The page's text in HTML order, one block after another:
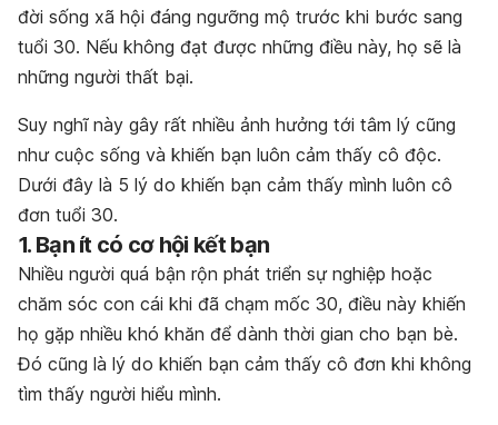
đời sống xã hội đáng ngưỡng mộ trước khi bước sang
tuổi 30. Nếu không đạt được những điều này, họ sẽ là
những người thất bại.
Suy nghĩ này gây rất nhiều ảnh hưởng tới tâm lý cũng
như cuộc sống và khiến bạn luôn cảm thấy cô độc.
Dưới đây là 5 lý do khiến bạn cảm thấy mình luôn cô
đơn tuổi 30.
1. Bạn ít có cơ hội kết bạn
Nhiều người quá bận rộn phát triển sự nghiệp hoặc
chăm sóc con cái khi đã chạm mốc 30, điều này khiến
họ gặp nhiều khó khăn để dành thời gian cho bạn bè.
Đó cũng là lý do khiến bạn cảm thấy cô đơn khi không
tìm thấy người hiểu mình.